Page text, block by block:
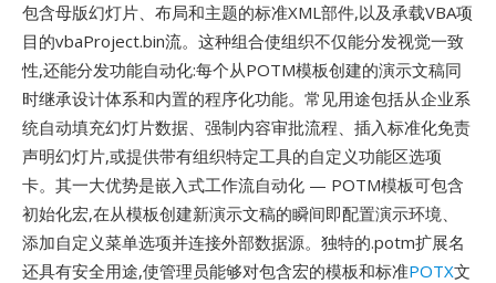
包含母版幻灯片、布局和主题的标准XML部件,以及承载VBA项
目的vbaProject.bin流。这种组合使组织不仅能分发视觉一致
性,还能分发功能自动化:每个从POTM模板创建的演示文稿同
时继承设计体系和内置的程序化功能。常见用途包括从企业系
统自动填充幻灯片数据、强制内容审批流程、插入标准化免责
声明幻灯片,或提供带有组织特定工具的自定义功能区选项
卡。其一大优势是嵌入式工作流自动化 — POTM模板可包含
初始化宏,在从模板创建新演示文稿的瞬间即配置演示环境、
添加自定义菜单选项并连接外部数据源。独特的.potm扩展名
还具有安全用途,使管理员能够对包含宏的模板和标准POTX文